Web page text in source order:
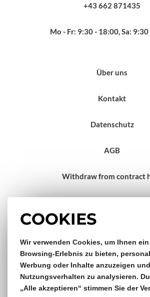
COOKIES
Wir verwenden Cookies, um Ihnen
Browsing-Erlebnis zu bieten,
Werbung oder Inhalte anzuzeigen
Nutzungsverhalten zu analysieren.
„Alle akzeptieren“ stimmen Sie der
+43 662 871435
Mo - Fr: 9:30 - 18:00, Sa:
Über uns
Kontakt
Datenschutz
AGB
Withdraw from contract
Gratis Versand &
ab €150,-
14 Tage